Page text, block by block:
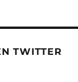
TWITTER